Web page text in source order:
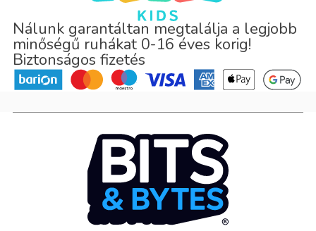
Nálunk garantáltan megtalálja a legjobb
minőségű ruhákat 0-16 éves korig!
Biztonságos fizetés